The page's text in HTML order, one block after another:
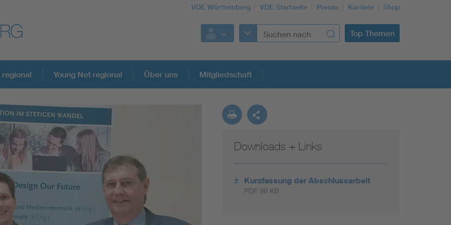
VDE Württemberg VDE Startseite Presse Karriere Shop
Top Themen
Weitere Themen
Assisted Living
Electromobility
Energy efficiency
Building Services Engineering
Information and communications technology ICT
Young Net regional Über uns Mitgliedschaft
Downloads + Links
Kurzfassung der Abschlussarbeit
PDF 96 KB